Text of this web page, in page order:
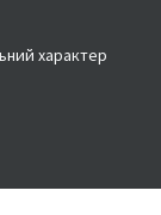
характер